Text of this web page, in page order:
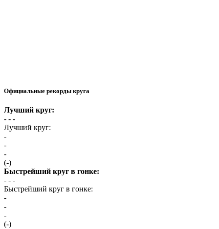
Официальные рекорды круга
Лучший круг:
- - -
Лучший круг:
-
-
-
(-)
Быстрейший круг в гонке:
- - -
Быстрейший круг в гонке:
-
-
-
(-)